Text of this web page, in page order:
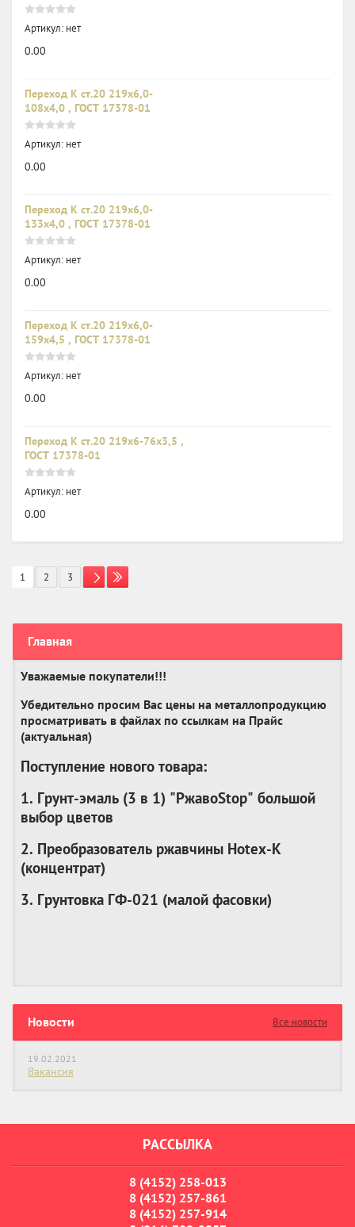
Главная
Уважаемые покупатели!!!
Убедительно просим Вас цены на металлопродукцию
просматривать в файлах по ссылкам на Прайс
(актуальная)
Поступление нового товара:
1. Грунт-эмаль (3 в 1) "РжавоStop" большой
выбор цветов
2. Преобразователь ржавчины Hotex-K
(концентрат)
3. Грунтовка ГФ-021 (малой фасовки)
Новости Все новости
19.02.2021
Вакансия
Артикул: нет
0.00
Переход К ст.20 219х6,0-
108х4,0 , ГОСТ 17378-01
Артикул: нет
0.00
Переход К ст.20 219х6,0-
133х4,0 , ГОСТ 17378-01
Артикул: нет
0.00
Переход К ст.20 219х6,0-
159х4,5 , ГОСТ 17378-01
Артикул: нет
0.00
Переход К ст.20 219х6-76х3,5 ,
ГОСТ 17378-01
Артикул: нет
0.00
1 2 3
РАССЫЛКА
8 (4152) 258-013
8 (4152) 257-861
8 (4152) 257-914